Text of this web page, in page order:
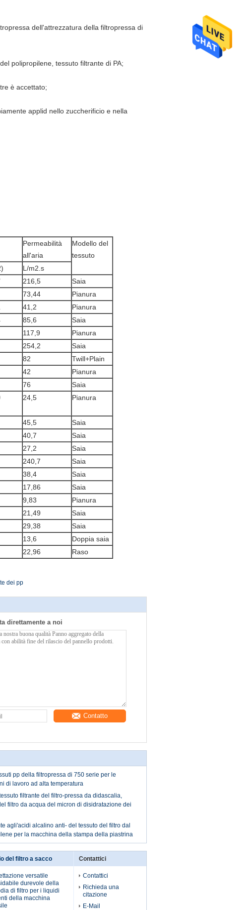
dell'attrezzatura della filtropressa di
polipropilene, tessuto filtrante di PA;
è accettato;
applid nello zuccherificio e nella
Permeabilità
all'aria
Modello del
tessuto
L/m2.s
216,5
Saia
73,44
Pianura
41,2
Pianura
85,6
Saia
117,9
Pianura
254,2
Saia
82
Twill+Plain
42
Pianura
76
Saia
24,5 Pianura
45,5
Saia
40,7
Saia
27,2
Saia
240,7
Saia
38,4
Saia
17,86
Saia
9,83
Pianura
21,49
Saia
29,38
Saia
13,6
Doppia saia
22,96 Raso
dei pp
direttamente a noi
Contatto
pp della filtropressa di 750 serie per le
di lavoro ad alta temperatura
filtrante del filtro-pressa da didascalia,
filtro da acqua del micron di disidratazione dei
agli'acidi alcalino anti- del tessuto del filtro dal
per la macchina della stampa della piastrina
del filtro a sacco
versatile
durevole della
di filtro per i liquidi
della macchina
Contattici
Contattici
Richieda una
citazione
E-Mail